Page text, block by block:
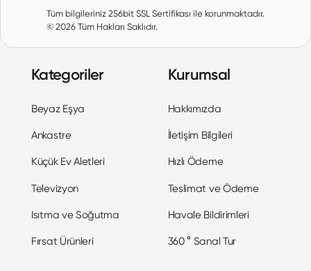
Tüm bilgileriniz 256bit SSL Sertifikası ile korunmaktadır.
© 2026 Tüm Hakları Saklıdır.
Kategoriler
Beyaz Eşya
Ankastre
Küçük Ev Aletleri
Televizyon
Isıtma ve Soğutma
Fırsat Ürünleri
Kurumsal
Hakkımızda
İletişim Bilgileri
Hızlı Ödeme
Teslimat ve Ödeme
Havale Bildirimleri
360 ° Sanal Tur